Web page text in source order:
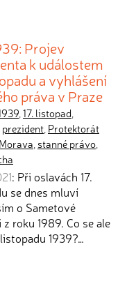
Projev
k událostem
a vyhlášení
práva v Praze
,17. listopad,
prezident, Protektorát
, stanné právo,
: Při oslavách 17.
se dnes mluví
o Sametové
roku 1989. Co se ale
1939?…